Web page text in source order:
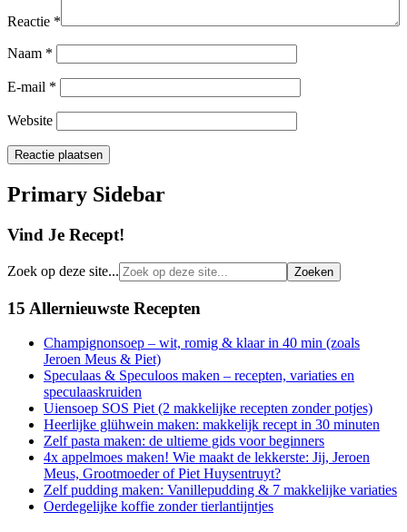
Reactie *
Naam *
E-mail *
Website
Primary Sidebar
Vind Je Recept!
Zoek op deze site...
15 Allernieuwste Recepten
Champignonsoep – wit, romig & klaar in 40 min (zoals
Jeroen Meus & Piet)
Speculaas & Speculoos maken – recepten, variaties en
speculaaskruiden
Uiensoep SOS Piet (2 makkelijke recepten zonder potjes)
Heerlijke glühwein maken: makkelijk recept in 30 minuten
Zelf pasta maken: de ultieme gids voor beginners
4x appelmoes maken! Wie maakt de lekkerste: Jij, Jeroen
Meus, Grootmoeder of Piet Huysentruyt?
Zelf pudding maken: Vanillepudding & 7 makkelijke variaties
Oerdegelijke koffie zonder tierlantijntjes